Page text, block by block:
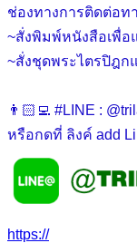
ช่องทางการติดต่อท
~สั่งพิมพ์หนังสือเพื่อ
~สั่งชุดพระไตรปิฎก
👨🏻‍💻 #LINE :
หรือกดที่ ลิงค์ add
https://